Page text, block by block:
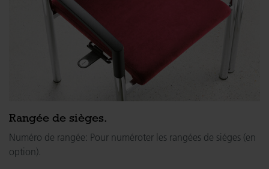
Rangée de sièges.
Numéro de rangée: Pour numéroter les rangées de siéges (en
option).